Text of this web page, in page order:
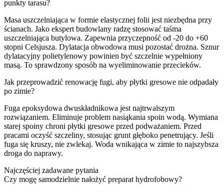
punkty tarasu?
Masa uszczelniająca w formie elastycznej folii jest niezbędna przy
ścianach. Jako ekspert budowlany radzę stosować taśma
uszczelniająca butylowa. Zapewnia przyczepność od -20 do +60
stopni Celsjusza. Dylatacja obwodowa musi pozostać drożna. Sznur
dylatacyjny polietylenowy powinien być szczelnie wypełniony
masą. To sprawdzony sposób na wyeliminowanie przecieków.
Jak przeprowadzić renowację fugi, aby płytki gresowe nie odpadały
po zimie?
Fuga epoksydowa dwuskładnikowa jest najtrwalszym
rozwiązaniem. Eliminuje problem nasiąkania spoin wodą. Wymiana
starej spoiny chroni płytki gresowe przed podważaniem. Przed
pracami oczyść szczeliny, stosując grunt głęboko penetrujący. Jeśli
fuga się kruszy, nie zwlekaj. Woda wnikająca w zimie to najszybsza
droga do naprawy.
Najczęściej zadawane pytania
Czy mogę samodzielnie nałożyć preparat hydrofobowy?